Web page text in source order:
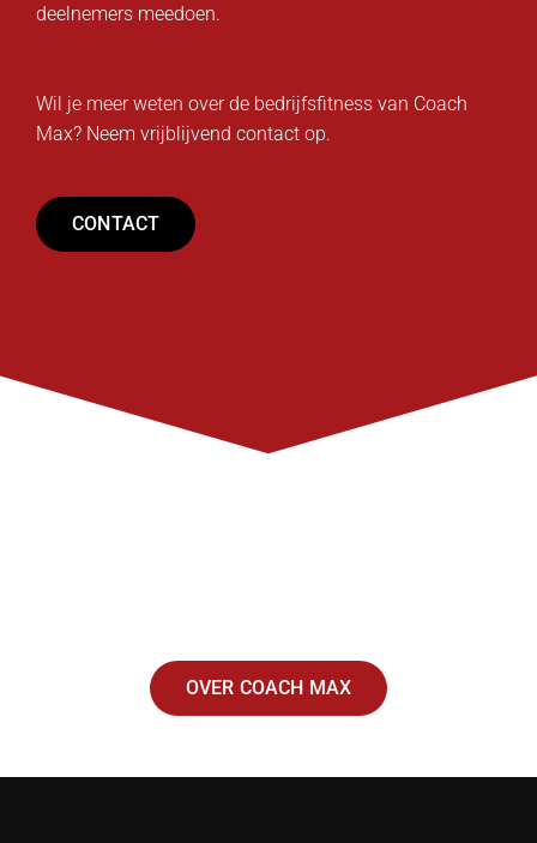
deelnemers meedoen.
Wil je meer weten over de bedrijfsfitness van Coach
Max? Neem vrijblijvend contact op.
CONTACT
OVER COACH MAX